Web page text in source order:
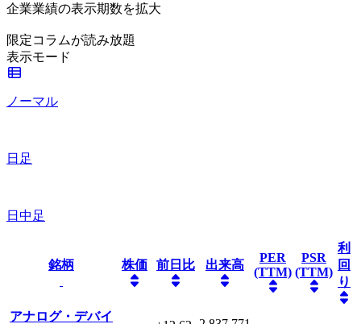
企業業績の表示期数を拡大
限定コラムが読み放題
表示モード
ノーマル
日足
日中足
銘柄 株価 前日比 出来高
PER
(TTM)
PSR
(TTM)
利
回
り
アナログ・デバイ